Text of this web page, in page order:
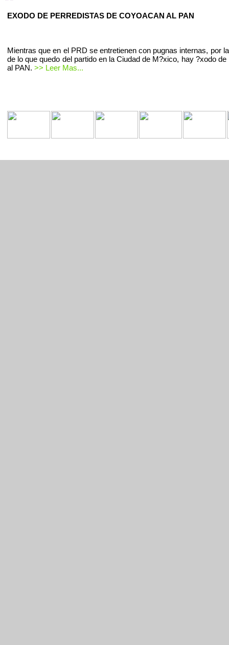
EXODO DE PERREDISTAS DE COYOACAN AL PAN
Mientras que en el PRD se entretienen con pugnas internas, por
de lo que quedo del partido en la Ciudad de M?xico, hay ?xodo de
al PAN. >> Leer Mas...